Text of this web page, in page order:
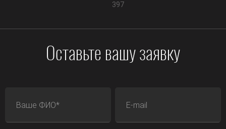
397
Оставьте вашу заявку